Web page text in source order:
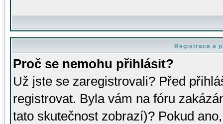
Registrace a
Proč se nemohu přihlásit?
Už jste se zaregistrovali? Před
registrovat. Byla vám na fóru
tato skutečnost zobrazí)? Pokud